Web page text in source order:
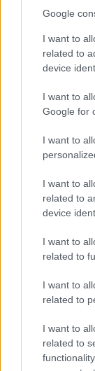
Google
I want to
related to
device
I want to
Google for
I want to
I want to
related to
device
I want to
related to
I want to
related to
I want to
related to
milyen érzés!
megnyomsz
érzel,
Mire ezeket
#2. A
Képzeld el,
streamelsz.
lehalkítani és
hogyan
elnémítanod/
#3. A
Az érzelmeid
zaklatott
gyorsabban